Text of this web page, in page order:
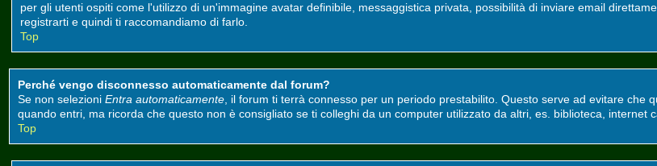
per gli utenti ospiti come l'utilizzo di un'immagine avatar definibile, messaggistica privata, possibilità di inviare email
registrarti e quindi ti raccomandiamo di farlo.
Top
Perché vengo disconnesso automaticamente dal forum?
Se non selezioni Entra automaticamente , il forum ti terrà connesso per un periodo prestabilito. Questo serve ad evitare
quando entri, ma ricorda che questo non è consigliato se ti colleghi da un computer utilizzato da altri, es. biblioteca, internet
Top